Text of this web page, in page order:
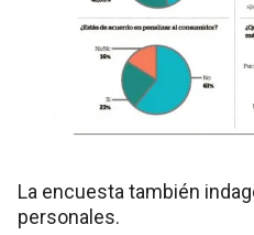
La encuesta también
personales.